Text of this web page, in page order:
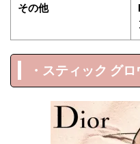
その他
・スティック グ